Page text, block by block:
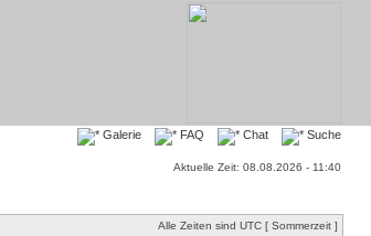
Galerie FAQ Chat Suche
Aktuelle Zeit: 08.08.2026 - 11:40
Alle Zeiten sind UTC [ Sommerzeit ]